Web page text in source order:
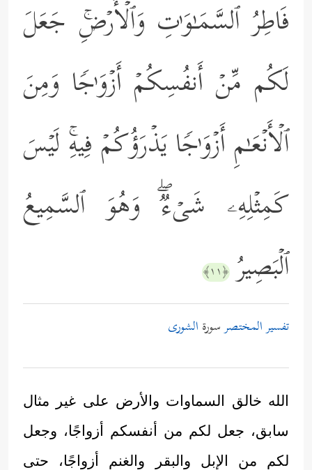
فَاطِرُ ٱلسَّمَـٰوَ ٰ⁠تِ وَٱلۡأَرۡضِۚ جَعَلَ
لَكُم مِّنۡ أَنفُسِكُمۡ أَزۡوَ ٰ⁠جࣰا وَمِنَ
ٱلۡأَنۡعَـٰمِ أَزۡوَ ٰ⁠جࣰا یَذۡرَؤُكُمۡ فِیهِۚ لَیۡسَ
كَمِثۡلِهِۦ شَیۡءࣱۖ وَهُوَ ٱلسَّمِیعُ
ٱلۡبَصِیرُ ﴿١١﴾
تفسير المختصرسورة الشورى
الله خالق السماوات والأرض على غير مثال
سابق، جعل لكم من أنفسكم أزواجًا، وجعل
لكم من الإبل والبقر والغنم أزواجًا، حتى